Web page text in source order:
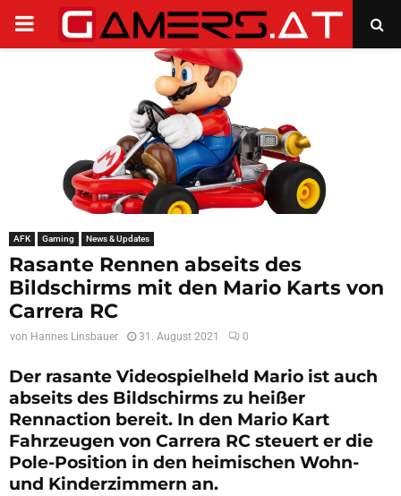
PRIMARY
AFK Gaming News & Updates
Rasante Rennen abseits des
Bildschirms mit den Mario Karts von
Carrera RC
von Hannes Linsbauer 31. August 2021 0
Der rasante Videospielheld Mario ist auch
abseits des Bildschirms zu heißer
Rennaction bereit. In den Mario Kart
Fahrzeugen von Carrera RC steuert er die
Pole-Position in den heimischen Wohn-
und Kinderzimmern an.